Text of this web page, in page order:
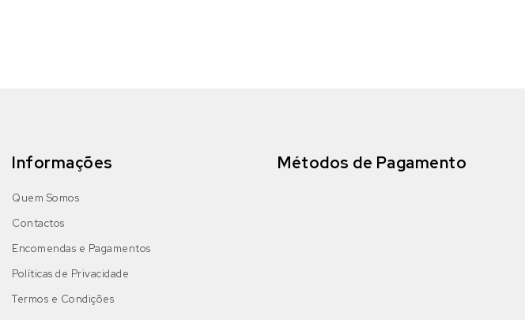
Informações
Quem Somos
Contactos
Encomendas e Pagamentos
Políticas de Privacidade
Termos e Condições
Métodos de Pagamento